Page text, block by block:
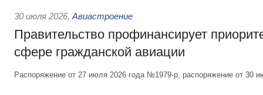
30 июля 2026, Авиастроение
Правительство профинансирует
сфере гражданской авиации
Распоряжение от 27 июля 2026 года №1979-р, распоряжение от 30